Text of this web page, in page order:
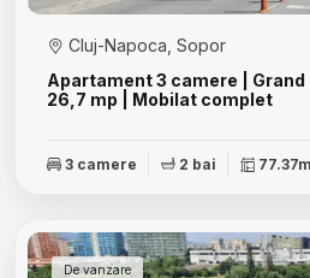
Apartament 3 camere | Grand
26,7 mp | Mobilat complet
Cluj-Napoca, Sopor
3 camere 2 bai
De vanzare